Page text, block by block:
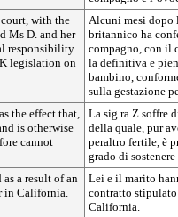
with the
Ms D. and her
responsibility
legislation on
Alcuni mesi dopo
britannico ha
compagno, con il
la definitiva e
bambino,
sulla gestazione
the effect that,
is otherwise
cannot
La sig.ra Z.soffre
della quale, pur
peraltro fertile, è
grado di
a result of an
in California.
Lei e il marito
contratto stipulato
California.